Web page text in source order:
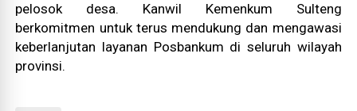
pelosok desa. Kanwil Kemenkum Sulteng
berkomitmen untuk terus mendukung dan mengawasi
keberlanjutan layanan Posbankum di seluruh wilayah
provinsi.